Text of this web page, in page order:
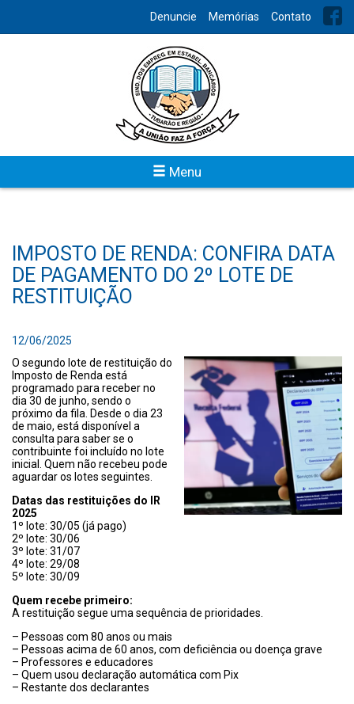
Denuncie Memórias Contato
Menu
IMPOSTO DE RENDA: CONFIRA DATA
DE PAGAMENTO DO 2º LOTE DE
RESTITUIÇÃO
12/06/2025
O segundo lote de restituição do
Imposto de Renda está
programado para receber no
dia 30 de junho, sendo o
próximo da fila. Desde o dia 23
de maio, está disponível a
consulta para saber se o
contribuinte foi incluído no lote
inicial. Quem não recebeu pode
aguardar os lotes seguintes.
Datas das restituições do IR
2025
1º lote: 30/05 (já pago)
2º lote: 30/06
3º lote: 31/07
4º lote: 29/08
5º lote: 30/09
Quem recebe primeiro:
A restituição segue uma sequência de prioridades.
– Pessoas com 80 anos ou mais
– Pessoas acima de 60 anos, com deficiência ou doença grave
– Professores e educadores
– Quem usou declaração automática com Pix
– Restante dos declarantes